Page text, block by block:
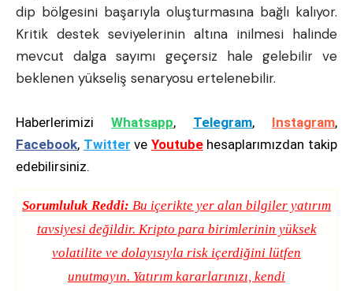
dip bölgesini başarıyla oluşturmasına bağlı kalıyor.
Kritik destek seviyelerinin altına inilmesi halinde
mevcut dalga sayımı geçersiz hale gelebilir ve
beklenen yükseliş senaryosu ertelenebilir.
Haberlerimizi Whatsapp, Telegram, Instagram,
Facebook, Twitter ve Youtubehesaplarımızdan takip
edebilirsiniz.
Sorumluluk Reddi: Bu içerikte yer alan bilgiler yatırım
tavsiyesi değildir. Kripto para birimlerinin yüksek
volatilite ve dolayısıyla risk içerdiğini lütfen
unutmayın. Yatırım kararlarınızı, kendi